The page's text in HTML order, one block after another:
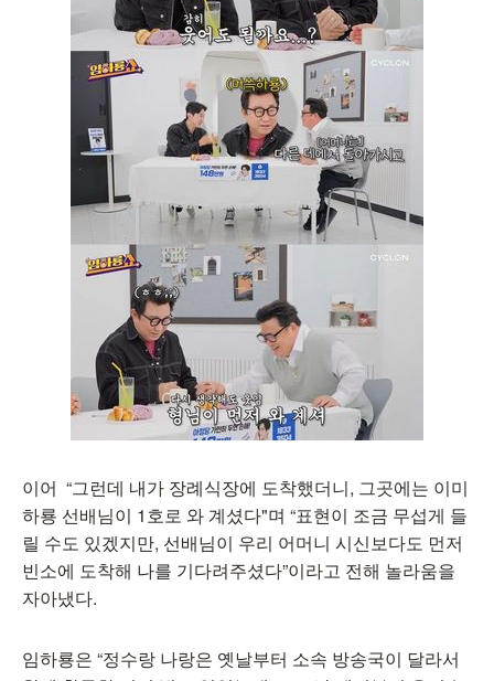
이어 “그런데 내가 장례식장에 도착했더니, 그곳에는 이미
하룡 선배님이 1호로 와 계셨다"며 “표현이 조금 무섭게 들
릴 수도 있겠지만, 선배님이 우리 어머니 시신보다도 먼저
빈소에 도착해 나를 기다려주셨다”이라고 전해 놀라움을
자아냈다.
임하룡은 “정수랑 나랑은 옛날부터 소속 방송국이 달라서